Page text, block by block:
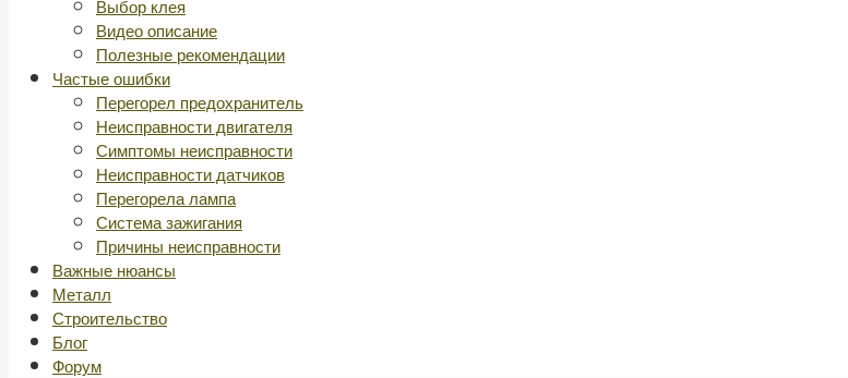
Выбор клея
Видео описание
Полезные рекомендации
Частые ошибки
Перегорел предохранитель
Неисправности двигателя
Симптомы неисправности
Неисправности датчиков
Перегорела лампа
Система зажигания
Причины неисправности
Важные нюансы
Металл
Строительство
Блог
Форум